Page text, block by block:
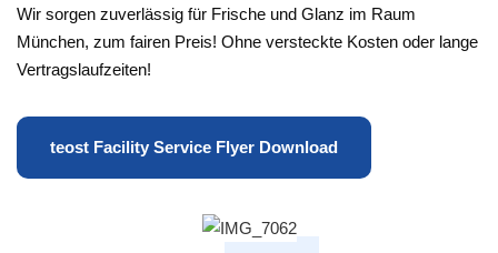
Wir sorgen zuverlässig für Frische und Glanz im Raum
München, zum fairen Preis! Ohne versteckte Kosten oder lange
Vertragslaufzeiten!
teost Facility Service Flyer Download